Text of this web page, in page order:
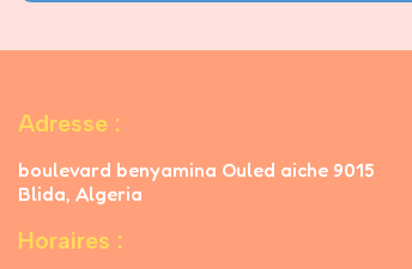
Adresse :
boulevard benyamina Ouled aiche 9015
Blida, Algeria
Horaires :